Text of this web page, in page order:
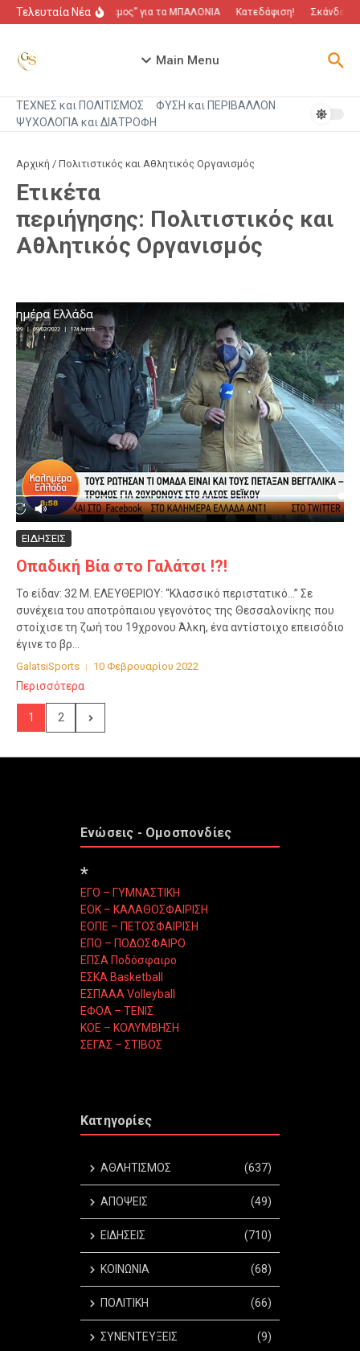
Μετάβαση στο περιεχόμενο
Τελευταία Νέα“Πόλεμος” για τα ΜΠΑΛΟΝΙΑ Κατεδάφιση! Σκάνδαλο
Main Menu
ΤΕΧΝΕΣ και ΠΟΛΙΤΙΣΜΟΣ
ΦΥΣΗ και ΠΕΡΙΒΑΛΛΟΝ
ΨΥΧΟΛΟΓΙΑ και ΔΙΑΤΡΟΦΗ
Αρχική / Πολιτιστικός και Αθλητικός Οργανισμός
Ετικέτα
περιήγησης: Πολιτιστικός και
Αθλητικός Οργανισμός
ΕΙΔΗΣΕΙΣ
Οπαδική Βία στο Γαλάτσι !?!
Το είδαν: 32 Μ. ΕΛΕΥΘΕΡΙΟΥ: “Κλασσικό περιστατικό…” Σε
συνέχεια του αποτρόπαιου γεγονότος της Θεσσαλονίκης που
στοίχισε τη ζωή του 19χρονου Άλκη, ένα αντίστοιχο επεισόδιο
έγινε το βρ...
GalatsiSports 10 Φεβρουαρίου 2022
Περισσότερα
1 2
Ενώσεις - Ομοσπονδίες
*
ΕΓΟ – ΓΥΜΝΑΣΤΙΚΗ
ΕΟΚ – ΚΑΛΑΘΟΣΦΑΙΡΙΣΗ
ΕΟΠΕ – ΠΕΤΟΣΦΑΙΡΙΣΗ
ΕΠΟ – ΠΟΔΟΣΦΑΙΡΟ
ΕΠΣΑ Ποδόσφαιρο
ΕΣΚΑ Basketball
ΕΣΠΑΑΑ Volleyball
ΕΦΟΑ – ΤΕΝΙΣ
ΚΟΕ – ΚΟΛΥΜΒΗΣΗ
ΣΕΓΑΣ – ΣΤΙΒΟΣ
Κατηγορίες
ΑΘΛΗΤΙΣΜΟΣ (637)
ΑΠΟΨΕΙΣ (49)
ΕΙΔΗΣΕΙΣ (710)
ΚΟΙΝΩΝΙΑ (68)
ΠΟΛΙΤΙΚΗ (66)
ΣΥΝΕΝΤΕΥΞΕΙΣ (9)